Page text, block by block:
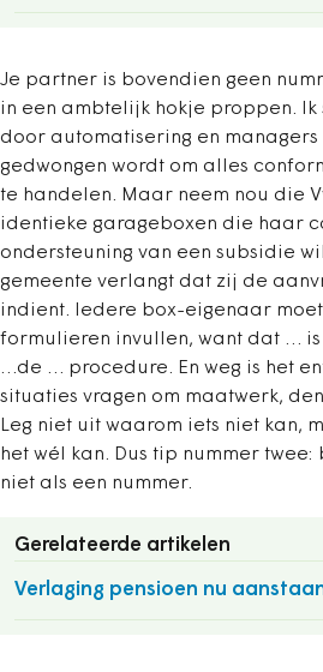
Je partner is bovendien geen
in een ambtelijk hokje proppen. Ik
door automatisering en
gedwongen wordt om alles
te handelen. Maar neem nou die
identieke garageboxen die haar
ondersteuning van een subsidie
gemeente verlangt dat zij de
indient. Iedere box-eigenaar
formulieren invullen, want dat …
…de … procedure. En weg is het
situaties vragen om maatwerk,
Leg niet uit waarom iets niet kan,
het wél kan. Dus tip nummer
niet als een nummer.
Gerelateerde artikelen
Verlaging pensioen nu